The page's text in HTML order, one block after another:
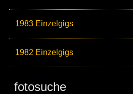
1983 Einzelgigs
1982 Einzelgigs
fotosuche